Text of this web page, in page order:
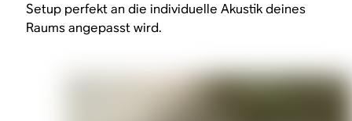
Setup perfekt an die individuelle Akustik deines
Raums angepasst wird.